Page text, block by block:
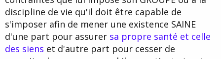
discipline de vie qu'il doit être capable de
s'imposer afin de mener une existence SAINE
d'une part pour assurer sa propre santé et celle
des siens et d'autre part pour cesser de